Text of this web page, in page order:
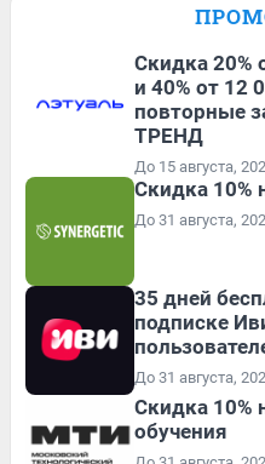
Скидка 20%
и 40% от 12
повторные
ТРЕНД
До 15 августа,
Скидка 10%
До 31 августа,
35 дней
подписке
До 31 августа,
Скидка 10%
обучения